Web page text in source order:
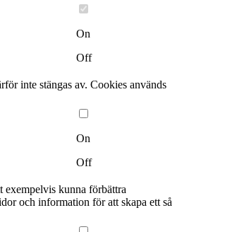
On
Off
inte stängas av. Cookies används
On
Off
exempelvis kunna förbättra
och information för att skapa ett så